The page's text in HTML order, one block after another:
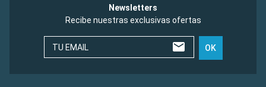
Newsletters
Recibe nuestras exclusivas ofertas
TU EMAIL OK